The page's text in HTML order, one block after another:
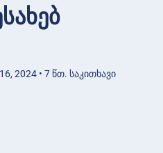
2024 • 7 წთ. საკითხავი